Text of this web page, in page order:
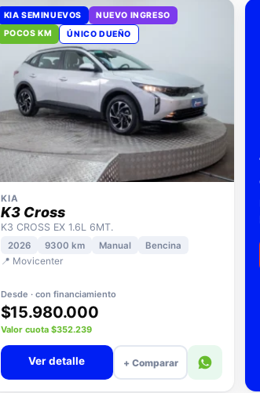
KIA SEMINUEVOS
NUEVO INGRESO
POCOS KM
ÚNICO DUEÑO
KIA
K3 Cross
K3 CROSS EX 1.6L 6MT.
2026 9300 km
Desde · con financiamiento
$15.980.000
Valor cuota $352.239
Ver detalle + Comparar